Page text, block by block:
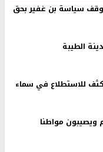
سياسة بن غفير بحق
للاستطلاع في سماء
ويصيبون مواطنا